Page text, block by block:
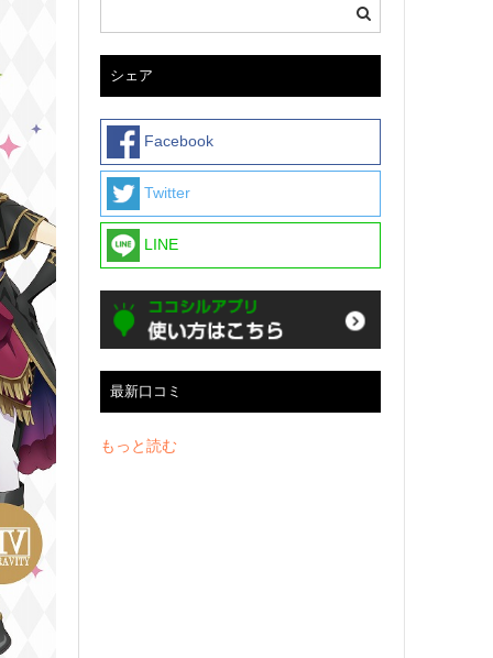
シェア
Facebook
Twitter
LINE
最新口コミ
もっと読む